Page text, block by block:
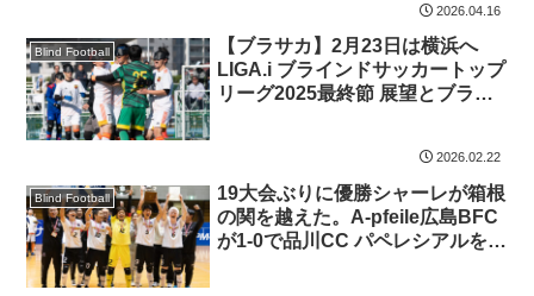
2026.04.16
Blind Football
【ブラサカ】2月23日は横浜へ
LIGA.i ブラインドサッカートップ
リーグ2025最終節 展望とブラサ
2026.02.22
Blind Football
19大会ぶりに優勝シャーレが箱根
の関を越えた。A-pfeile広島BFC
が1-0で品川CC パペレシアルを下